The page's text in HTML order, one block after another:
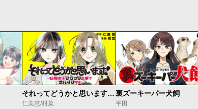
それってどうかと思います！～転職女子、ブラック企業でサバイブする。～
仁美慧/柑菜
裏ズーキーパー犬飼
平田